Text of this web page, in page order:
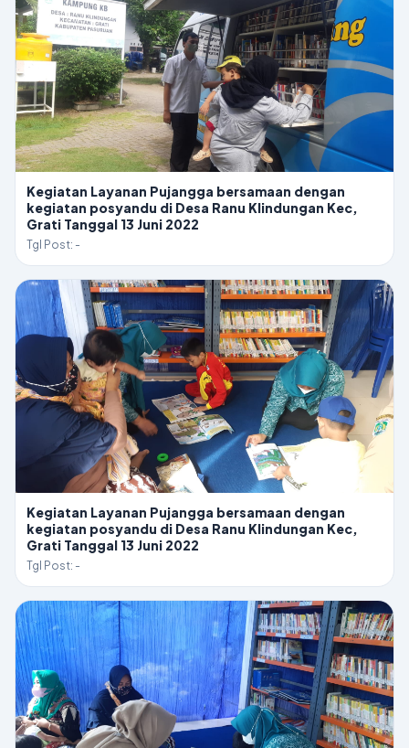
Kegiatan Layanan Pujangga bersamaan dengan
kegiatan posyandu di Desa Ranu Klindungan Kec,
Grati Tanggal 13 Juni 2022
Tgl Post: -
Kegiatan Layanan Pujangga bersamaan dengan
kegiatan posyandu di Desa Ranu Klindungan Kec,
Grati Tanggal 13 Juni 2022
Tgl Post: -